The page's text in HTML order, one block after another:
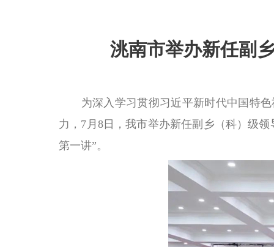
洮南市举办新任副
为深入学习贯彻习近平新时代中国特色
力，7月8日，我市举办新任副乡（科）级
第一讲”。